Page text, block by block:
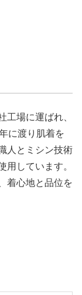
工場に運ばれ、
に渡り肌着を
人とミシン技術
用しています。
着心地と品位を